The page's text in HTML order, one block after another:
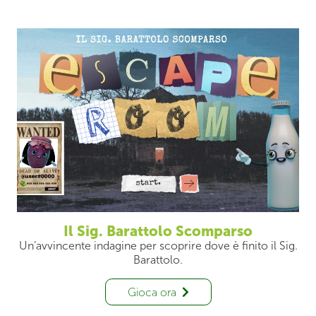
Il Sig. Barattolo Scomparso
Un’avvincente indagine per scoprire dove è finito il Sig.
Barattolo.
Gioca ora